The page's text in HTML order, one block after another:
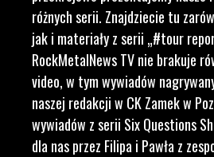
różnych serii. Znajdziecie tu
jak i materiały z serii „#tour
RockMetalNews TV nie brakuje
video, w tym wywiadów
naszej redakcji w CK Zamek w
wywiadów z serii Six Questions
dla nas przez Filipa i Pawła z